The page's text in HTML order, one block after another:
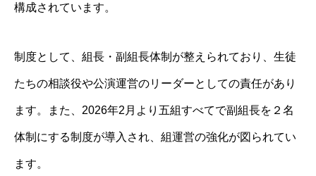
構成されています。
制度として、組長・副組長体制が整えられており、生徒
たちの相談役や公演運営のリーダーとしての責任があり
ます。また、2026年2月より五組すべてで副組長を２名
体制にする制度が導入され、組運営の強化が図られてい
ます。